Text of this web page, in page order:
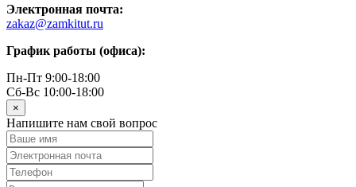
Электронная почта:
zakaz@zamkitut.ru
График работы (офиса):
Пн-Пт 9:00-18:00
Сб-Вс 10:00-18:00
×
Напишите нам свой вопрос